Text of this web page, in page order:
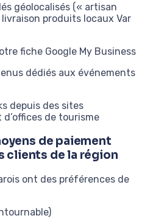
géolocalisés (« artisan
produits locaux Var
fiche Google My Business
dédiés aux événements
depuis des sites
de tourisme
de paiement
clients de la région
ont des préférences de